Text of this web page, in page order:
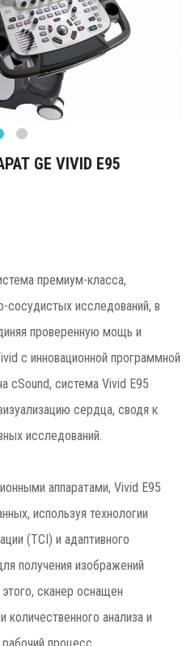
GE VIVID E95
премиум-класса,
сосудистых исследований, в
проверенную мощь и
с инновационной программной
cSound, система Vivid E95
сердца, сводя к
исследований.
аппаратами, Vivid E95
используя технологии
(TCI) и адаптивного
получения изображений
сканер оснащен
анализа и